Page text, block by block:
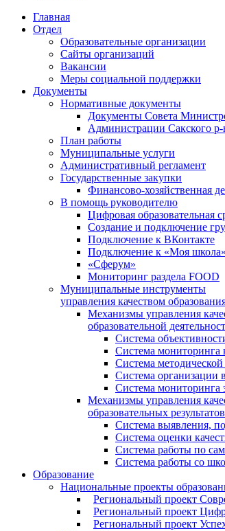
Главная
Отдел
Образовательные организации
Сайты организаций
Вакансии
Меры социальной поддержки
Документы
Нормативные документы
Документы Совета
Администрации Сакского
План работы
Муниципальные услуги
Административный регламент
Государственные закупки
Финансово-хозяйственная
В помощь руководителю
Цифровая образовательная
Создание и подключение
Подключение к ВКонтакте
Подключение к «Моя школа»
«Сферум»
Мониторинг раздела FOOD
Муниципальные инструменты
управления качеством
Механизмы управления
образовательной
Система
Система мониторинга
Система
Система организации
Система мониторинга
Механизмы управления
образовательных результатов
Система выявления,
Система оценки
Система работы по
Система работы со
Образование
Национальные проекты
Региональный проект
Региональный проект
Региональный проект